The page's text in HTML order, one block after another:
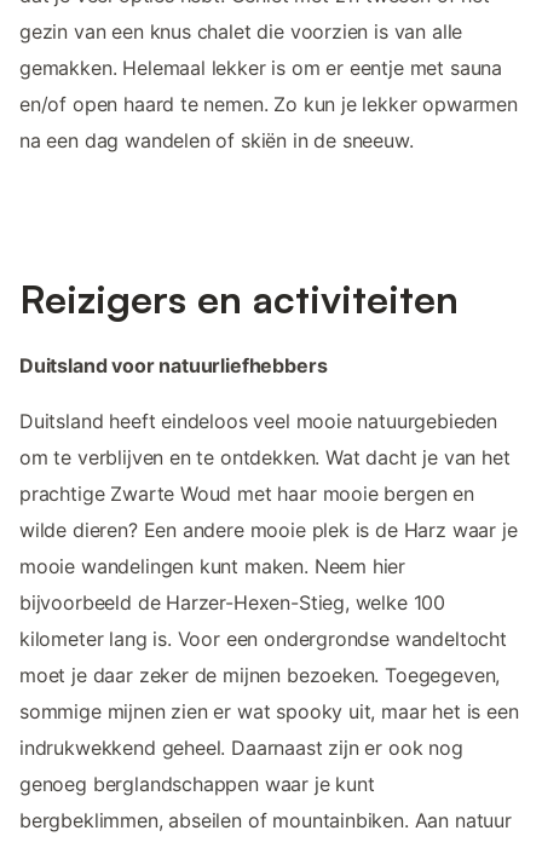
gezin van een knus chalet die voorzien is van alle
gemakken. Helemaal lekker is om er eentje met sauna
en/of open haard te nemen. Zo kun je lekker opwarmen
na een dag wandelen of skiën in de sneeuw.
Reizigers en activiteiten
Duitsland voor natuurliefhebbers
Duitsland heeft eindeloos veel mooie natuurgebieden
om te verblijven en te ontdekken. Wat dacht je van het
prachtige Zwarte Woud met haar mooie bergen en
wilde dieren? Een andere mooie plek is de Harz waar je
mooie wandelingen kunt maken. Neem hier
bijvoorbeeld de Harzer-Hexen-Stieg, welke 100
kilometer lang is. Voor een ondergrondse wandeltocht
moet je daar zeker de mijnen bezoeken. Toegegeven,
sommige mijnen zien er wat spooky uit, maar het is een
indrukwekkend geheel. Daarnaast zijn er ook nog
genoeg berglandschappen waar je kunt
bergbeklimmen, abseilen of mountainbiken. Aan natuur